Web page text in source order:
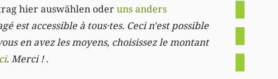
hier auswählen oderuns anders
est accessible à tous·tes. Ceci n'est possible
en avez les moyens, choisissez le montant
. Merci ! .